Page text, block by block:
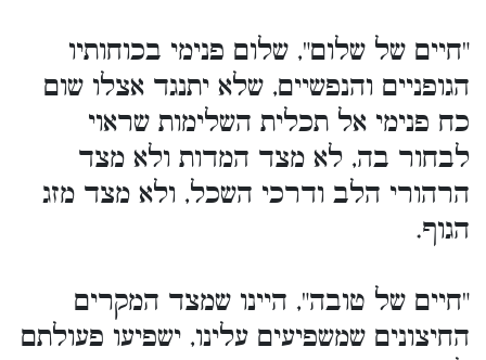
"חיים של שלום", שלום פנימי בכוחותיו
הגופניים והנפשיים, שלא יתנגד אצלו שום
כח פנימי אל תכלית השלימות שראוי
לבחור בה, לא מצד המדות ולא מצד
הרהורי הלב ודרכי השכל, ולא מצד מזג
הגוף.
"חיים של טובה", היינו שמצד המקרים
החיצונים שמשפיעים עלינו, ישפיעו פעולתם